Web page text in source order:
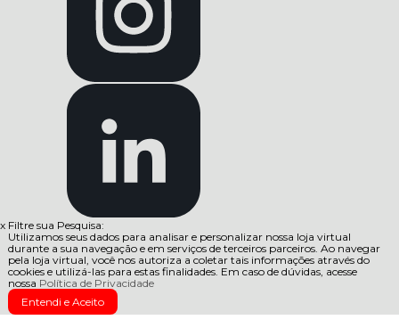
x Filtre sua Pesquisa:
Utilizamos seus dados para analisar e personalizar nossa loja virtual
durante a sua navegação e em serviços de terceiros parceiros. Ao navegar
pela loja virtual, você nos autoriza a coletar tais informações através do
cookies e utilizá-las para estas finalidades. Em caso de dúvidas, acesse
nossa Política de Privacidade
Entendi e Aceito